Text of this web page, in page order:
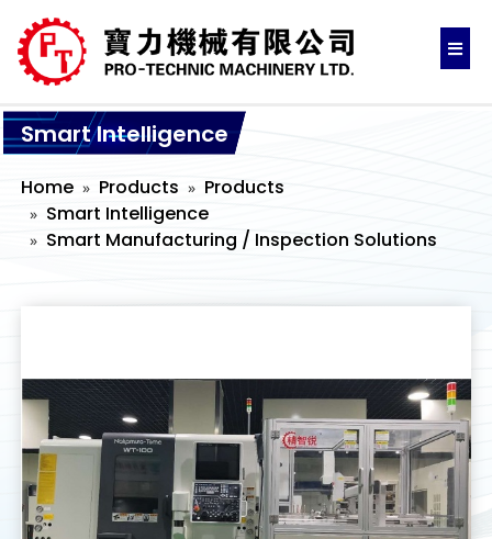
Smart Intelligence
Home Products
Products
Smart Intelligence
Smart Manufacturing / Inspection Solutions